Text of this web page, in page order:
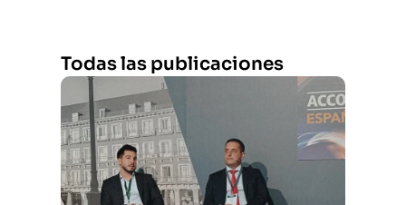
Todas las publicaciones